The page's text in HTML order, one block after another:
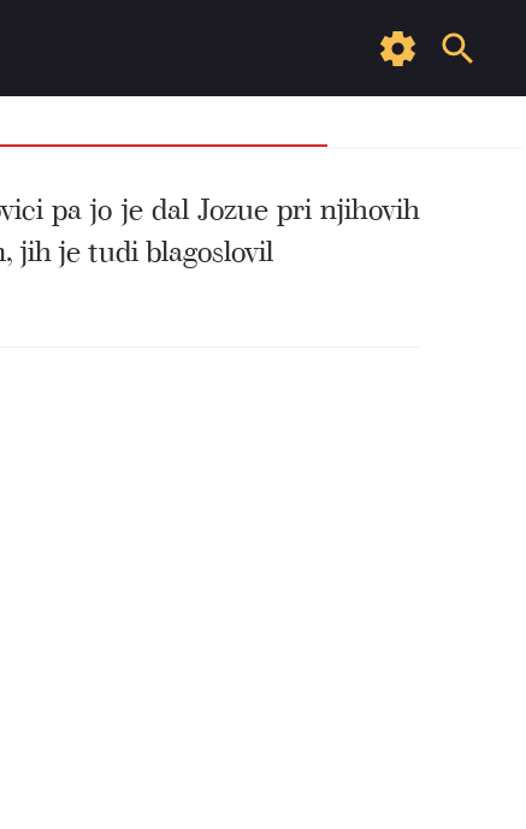
pa jo je dal Jozue pri njihovih
jih je tudi blagoslovil